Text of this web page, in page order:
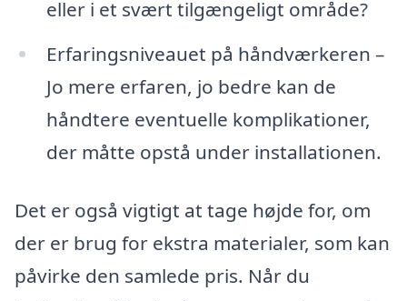
eller i et svært tilgængeligt område?
Erfaringsniveauet på håndværkeren –
Jo mere erfaren, jo bedre kan de
håndtere eventuelle komplikationer,
der måtte opstå under installationen.
Det er også vigtigt at tage højde for, om
der er brug for ekstra materialer, som kan
påvirke den samlede pris. Når du